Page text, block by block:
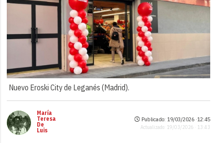
Nuevo Eroski City de Leganés (Madrid).
María
Teresa
De
Luis
Publicado: 19/03/2026 ·12:45
Actualizado: 19/03/2026 · 13:43